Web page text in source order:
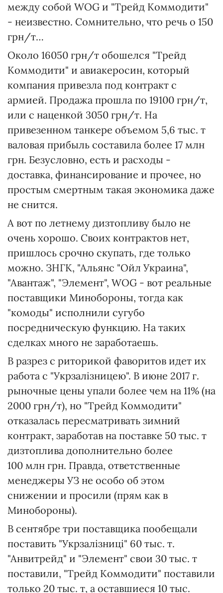
между собой WOG и "Трейд Коммодити"
- неизвестно. Сомнительно, что речь о 150
грн/т…
Около 16050 грн/т обошелся "Трейд
Коммодити" и авиакеросин, который
компания привезла под контракт с
армией. Продажа прошла по 19100 грн/т,
или с наценкой 3050 грн/т. На
привезенном танкере объемом 5,6 тыс. т
валовая прибыль составила более 17 млн
грн. Безусловно, есть и расходы -
доставка, финансирование и прочее, но
простым смертным такая экономика даже
не снится.
А вот по летнему дизтопливу было не
очень хорошо. Своих контрактов нет,
пришлось срочно скупать, где только
можно. ЗНГК, "Альянс "Ойл Украина",
"Авантаж", "Элемент", WOG - вот реальные
поставщики Минобороны, тогда как
"комоды" исполнили сугубо
посредническую функцию. На таких
сделках много не заработаешь.
В разрез с риторикой фаворитов идет их
работа с "Укрзалізницею". В июне 2017 г.
рыночные цены упали более чем на 11% (на
2000 грн/т), но "Трейд Коммодити"
отказалась пересматривать зимний
контракт, заработав на поставке 50 тыс. т
дизтоплива дополнительно более
100 млн грн. Правда, ответственные
менеджеры УЗ не особо об этом
снижении и просили (прям как в
Минобороны).
В сентябре три поставщика пообещали
поставить "Укрзалізниці" 60 тыс. т.
"Анвитрейд" и "Элемент" свои 30 тыс. т
поставили, "Трейд Коммодити" поставили
только 20 тыс. т, а оставшиеся 10 тыс.